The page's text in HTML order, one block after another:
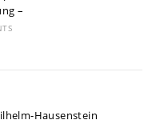
–
Hausenstein